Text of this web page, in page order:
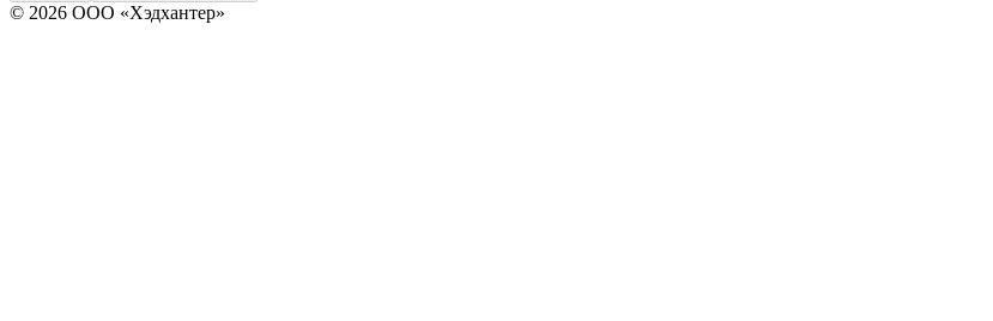
© 2026 ООО «Хэдхантер»